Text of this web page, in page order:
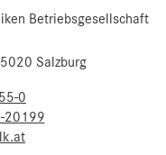
Betriebsgesellschaft
Salzburg
0
20199